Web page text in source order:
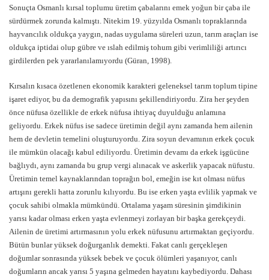
Sonuçta Osmanlı kırsal toplumu üretim çabalarını emek yoğun bir çaba ile
sürdürmek zorunda kalmıştı. Nitekim 19. yüzyılda Osmanlı topraklarında
hayvancılık oldukça yaygın, nadas uygulama süreleri uzun, tarım araçları ise
oldukça iptidai olup gübre ve ıslah edilmiş tohum gibi verimliliği artırıcı
girdilerden pek yararlanılamıyordu (Güran, 1998).
Kırsalın kısaca özetlenen ekonomik karakteri geleneksel tarım toplum tipine
işaret ediyor, bu da demografik yapısını şekillendiriyordu. Zira her şeyden
önce nüfusa özellikle de erkek nüfusa ihtiyaç duyulduğu anlamına
geliyordu. Erkek nüfus ise sadece üretimin değil aynı zamanda hem ailenin
hem de devletin temelini oluşturuyordu. Zira soyun devamının erkek çocuk
ile mümkün olacağı kabul ediliyordu. Üretimin devamı da erkek işgücüne
bağlıydı, aynı zamanda bu grup vergi alınacak ve askerlik yapacak nüfustu.
Üretimin temel kaynaklarından toprağın bol, emeğin ise kıt olması nüfus
artışını gerekli hatta zorunlu kılıyordu. Bu ise erken yaşta evlilik yapmak ve
çocuk sahibi olmakla mümkündü. Ortalama yaşam süresinin şimdikinin
yarısı kadar olması erken yaşta evlenmeyi zorlayan bir başka gerekçeydi.
Ailenin de üretimi artırmasının yolu erkek nüfusunu artırmaktan geçiyordu.
Bütün bunlar yüksek doğurganlık demekti. Fakat canlı gerçekleşen
doğumlar sonrasında yüksek bebek ve çocuk ölümleri yaşanıyor, canlı
doğumların ancak yarısı 5 yaşına gelmeden hayatını kaybediyordu. Dahası